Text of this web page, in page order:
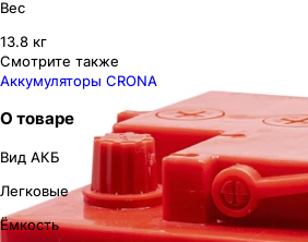
Вес
13.8 кг
Смотрите также
Аккумуляторы CRONA
О товаре
Вид АКБ
Легковые
Ёмкость